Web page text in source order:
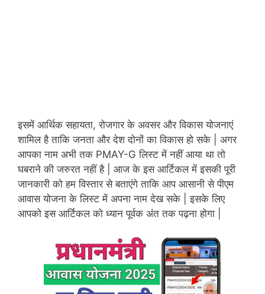
इसमें आर्थिक सहायता, रोजगार के अवसर और विकास योजनाएं
शामिल है ताकि जनता और देश दोनों का विकास हो सके | अगर
आपका नाम अभी तक PMAY-G लिस्ट में नहीं आया था तो
घबराने की जरुरत नहीं है | आज के इस आर्टिकल में इसकी पूरी
जानकारी को हम विस्तार से बताएंगे ताकि आप आसानी से पीएम
आवास योजना के लिस्ट में अपना नाम देख सके | इसके लिए
आपको इस आर्टिकल को ध्यान पूर्वक अंत तक पढ़ना होगा |